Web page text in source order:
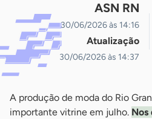
ASN RN
30/06/2026 às 14:16
Atualização
30/06/2026 às 14:37
A produção de moda do Rio
importante vitrine em julho. Nos